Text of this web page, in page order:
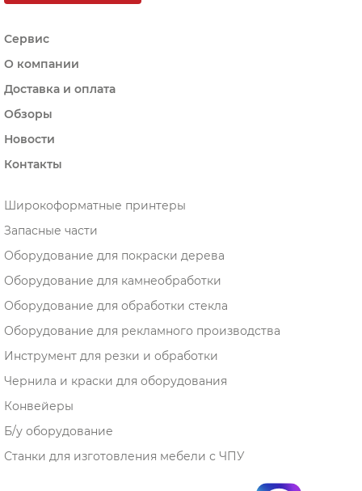
Сервис
О компании
Доставка и оплата
Обзоры
Новости
Контакты
Широкоформатные принтеры
Запасные части
Оборудование для покраски дерева
Оборудование для камнеобработки
Оборудование для обработки стекла
Оборудование для рекламного производства
Инструмент для резки и обработки
Чернила и краски для оборудования
Конвейеры
Б/у оборудование
Станки для изготовления мебели с ЧПУ